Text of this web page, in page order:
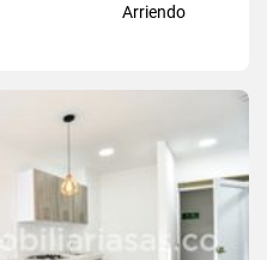
Arriendo